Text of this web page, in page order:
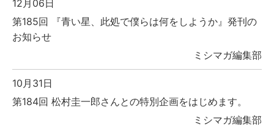
12月06日
第185回 『青い星、此処で僕らは何をしようか』発刊の
お知らせ
ミシマガ編集部
10月31日
第184回 松村圭一郎さんとの特別企画をはじめます。
ミシマガ編集部